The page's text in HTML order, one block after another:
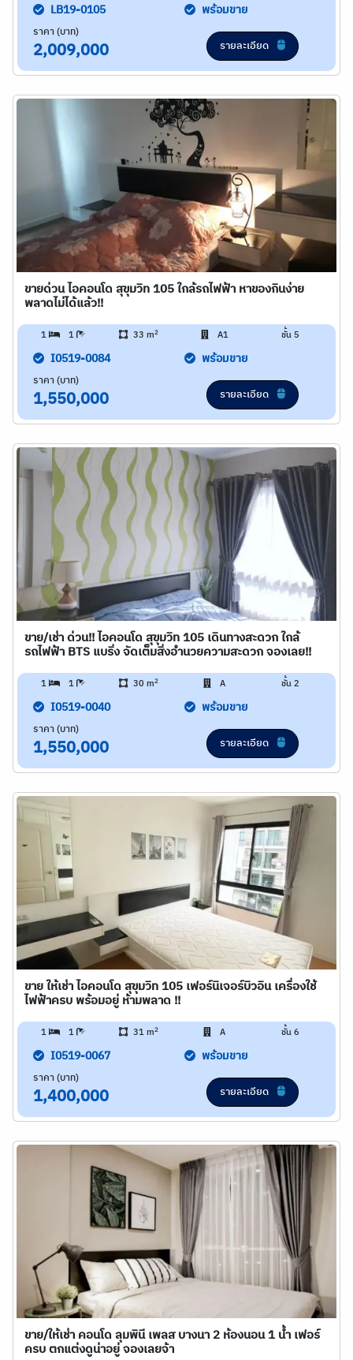
LB19-0105 พร้อมขาย
ราคา (บาท)
2,009,000 รายละเอียด
ขายด่วน ไอคอนโด สุขุมวิท 105 ใกล้รถไฟฟ้า หาของกินง่าย
พลาดไม่ได้แล้ว!!
1 1 33 m2 A1 ชั้น 5
I0519-0084 พร้อมขาย
ราคา (บาท)
1,550,000 รายละเอียด
ขาย/เช่า ด่วน!! ไอคอนโด สุขุมวิท 105 เดินทางสะดวก ใกล้
รถไฟฟ้า BTS แบริ่ง จัดเต็มสิ่งอำนวยความสะดวก จองเลย!!
1 1 30 m2 A ชั้น 2
I0519-0040 พร้อมขาย
ราคา (บาท)
1,550,000 รายละเอียด
ขาย ให้เช่า ไอคอนโด สุขุมวิท 105 เฟอร์นิเจอร์บิวอิน เครื่องใช้
ไฟฟ้าครบ พร้อมอยู่ ห้ามพลาด !!
1 1 31 m2 A ชั้น 6
I0519-0067 พร้อมขาย
ราคา (บาท)
1,400,000 รายละเอียด
ขาย/ให้เช่า คอนโด ลุมพินี เพลส บางนา 2 ห้องนอน 1 น้ำ เฟอร์
ครบ ตกแต่งดูน่าอยู่ จองเลยจ้า